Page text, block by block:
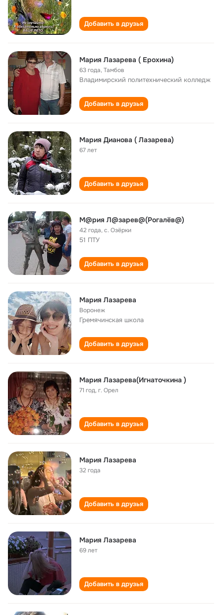
Добавить в друзья
Мария Лазарева ( Ерохина)
63 года,Тамбов
Владимирский политехнический колледж
Добавить в друзья
Мария Дианова ( Лазарева)
67 лет
Добавить в друзья
М@рия Л@зарев@(Рогалёв@)
42 года,с. Озёрки
51 ПТУ
Добавить в друзья
Мария Лазарева
Воронеж
Гремячинская школа
Добавить в друзья
Мария Лазарева(Игнаточкина )
71 год,г. Орел
Добавить в друзья
Мария Лазарева
32 года
Добавить в друзья
Мария Лазарева
69 лет
Добавить в друзья